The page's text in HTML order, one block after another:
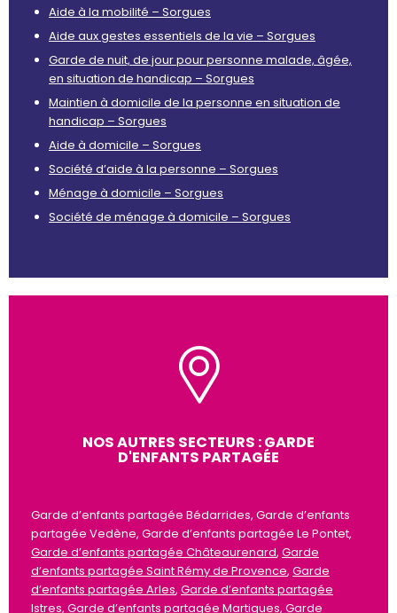
Aide à la mobilité – Sorgues
Aide aux gestes essentiels de la vie – Sorgues
Garde de nuit, de jour pour personne malade, âgée,
en situation de handicap – Sorgues
Maintien à domicile de la personne en situation de
handicap – Sorgues
Aide à domicile – Sorgues
Société d’aide à la personne – Sorgues
Ménage à domicile – Sorgues
Société de ménage à domicile – Sorgues
NOS AUTRES SECTEURS : GARDE
D'ENFANTS PARTAGÉE
Garde d’enfants partagée Bédarrides, Garde d’enfants
partagée Vedène, Garde d’enfants partagée Le Pontet,
Garde d’enfants partagée Châteaurenard, Garde
d’enfants partagée Saint Rémy de Provence, Garde
d’enfants partagée Arles, Garde d’enfants partagée
Istres, Garde d’enfants partagée Martigues, Garde